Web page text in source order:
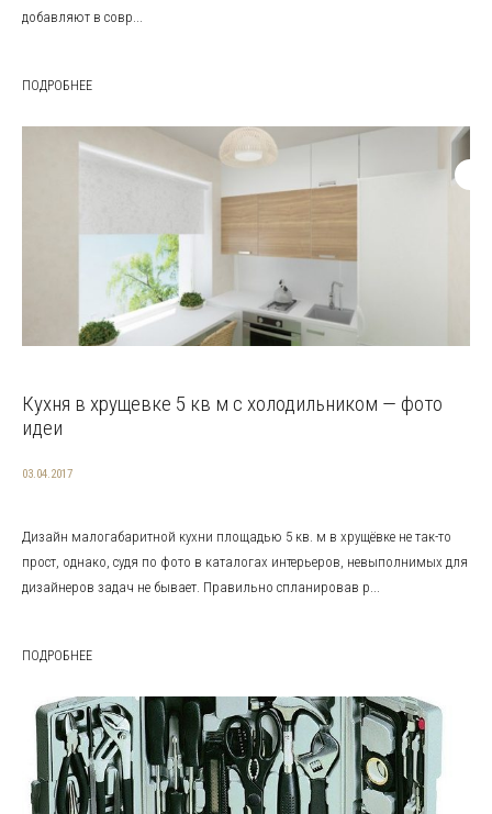
добавляют в совр...
ПОДРОБНЕЕ
Кухня в хрущевке 5 кв м с холодильником — фото
идеи
03.04.2017
Дизайн малогабаритной кухни площадью 5 кв. м в хрущёвке не так-то
прост, однако, судя по фото в каталогах интерьеров, невыполнимых для
дизайнеров задач не бывает. Правильно спланировав р...
ПОДРОБНЕЕ